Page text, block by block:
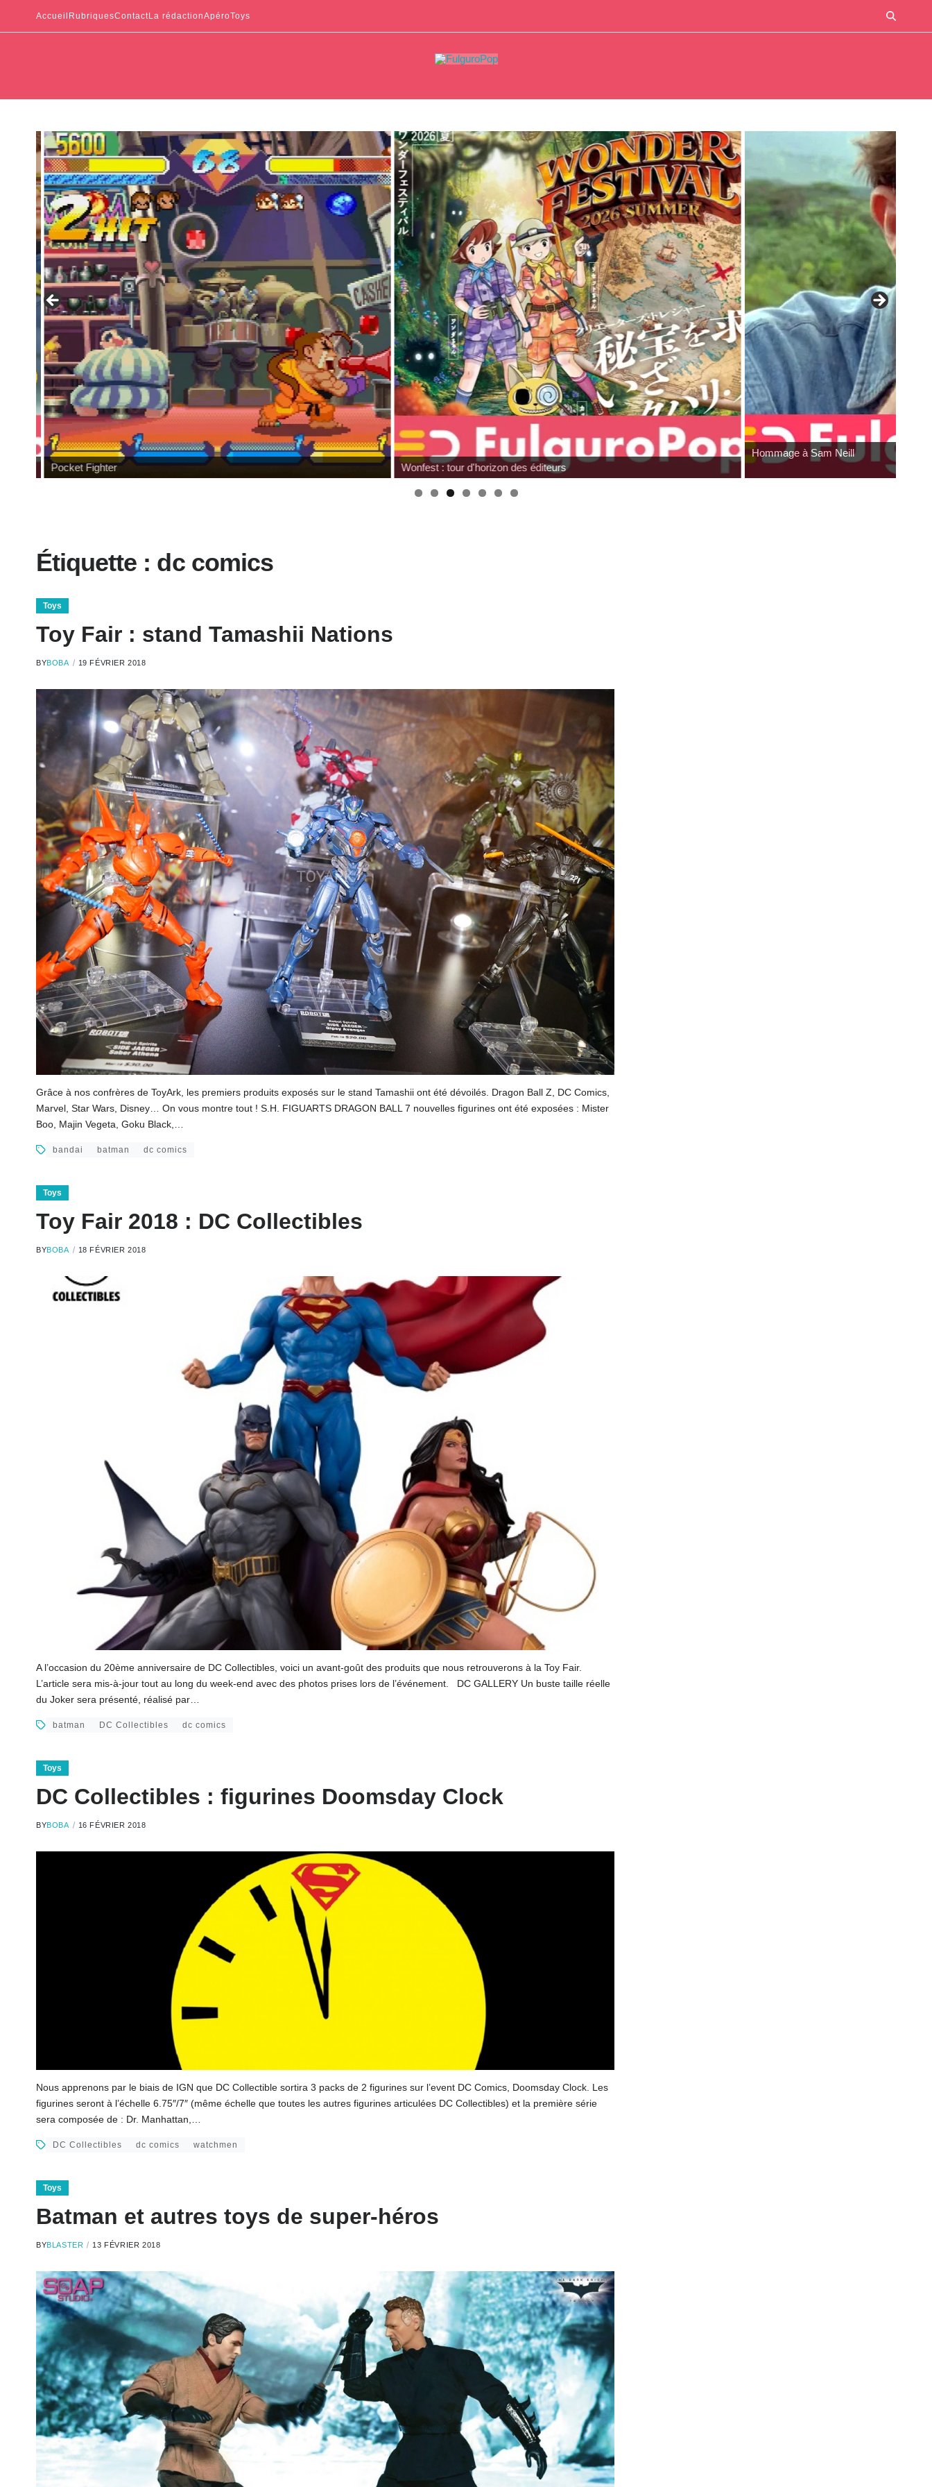
Accueil RubriquesContactLa rédactionApéroToys
Pocket Fighter Wonfest : tour d'horizon des éditeurs
Hommage à Sam Neill
Étiquette : dc comics
Toys
Toy Fair : stand Tamashii Nations
BYBOBA 19 FÉVRIER 2018
Grâce à nos confrères de ToyArk, les premiers produits exposés sur le stand Tamashii ont été dévoilés. Dragon Ball Z, DC Comics,
Marvel, Star Wars, Disney… On vous montre tout ! S.H. FIGUARTS DRAGON BALL 7 nouvelles figurines ont été exposées : Mister
Boo, Majin Vegeta, Goku Black,…
bandai batman dc comics
Toys
Toy Fair 2018 : DC Collectibles
BYBOBA 18 FÉVRIER 2018
A l’occasion du 20ème anniversaire de DC Collectibles, voici un avant-goût des produits que nous retrouverons à la Toy Fair.
L’article sera mis-à-jour tout au long du week-end avec des photos prises lors de l’événement. DC GALLERY Un buste taille réelle
du Joker sera présenté, réalisé par…
batman DC Collectibles dc comics
Toys
DC Collectibles : figurines Doomsday Clock
BYBOBA 16 FÉVRIER 2018
Nous apprenons par le biais de IGN que DC Collectible sortira 3 packs de 2 figurines sur l’event DC Comics, Doomsday Clock. Les
figurines seront à l’échelle 6.75″/7″ (même échelle que toutes les autres figurines articulées DC Collectibles) et la première série
sera composée de : Dr. Manhattan,…
DC Collectibles dc comics watchmen
Toys
Batman et autres toys de super-héros
BYBLASTER 13 FÉVRIER 2018